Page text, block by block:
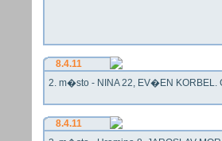
8.4.11
2. m�sto - NINA 22, EV�EN KORBEL.
8.4.11